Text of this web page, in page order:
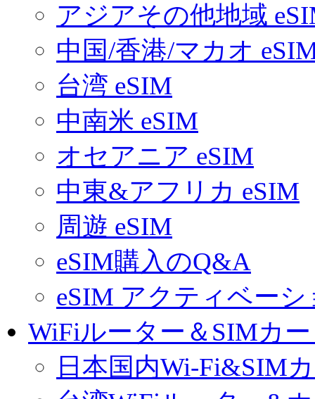
アジアその他地域
中国/香港/マカオ
台湾 eSIM
中南米 eSIM
オセアニア eSIM
中東&アフリカ eSIM
周遊 eSIM
eSIM購入のQ&A
eSIM アクティベー
WiFiルーター＆SIMカ
日本国内Wi-Fi&SIM